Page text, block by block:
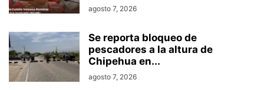
agosto 7, 2026
Se reporta bloqueo de
pescadores a la altura de
Chipehua en...
agosto 7, 2026